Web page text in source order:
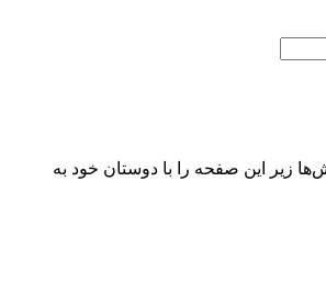
زیر این صفحه را با دوستان خود به